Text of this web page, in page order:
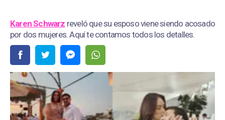
Karen Schwarz reveló que su esposo viene siendo acosado
por dos mujeres. Aquí te contamos todos los detalles.